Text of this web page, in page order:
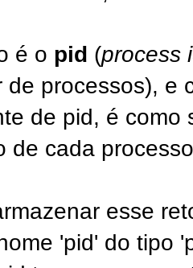
é o pid (process
de processos), e
de pid, é como
de cada
esse
'pid' do tipo